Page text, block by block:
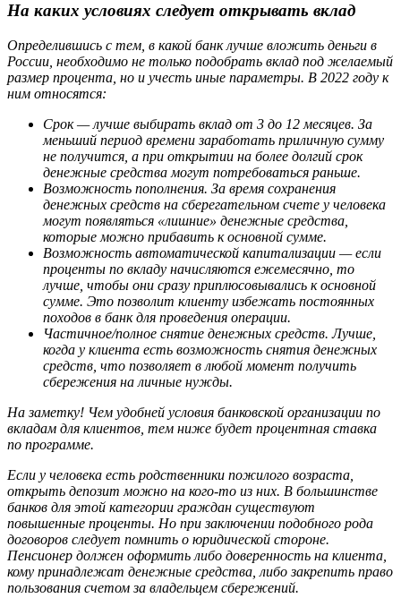
На каких условиях следует открывать вклад
Определившись с тем, в какой банк лучше вложить деньги в
России, необходимо не только подобрать вклад под желаемый
размер процента, но и учесть иные параметры. В 2022 году к
ним относятся:
Срок — лучше выбирать вклад от 3 до 12 месяцев. За
меньший период времени заработать приличную сумму
не получится, а при открытии на более долгий срок
денежные средства могут потребоваться раньше.
Возможность пополнения. За время сохранения
денежных средств на сберегательном счете у человека
могут появляться «лишние» денежные средства,
которые можно прибавить к основной сумме.
Возможность автоматической капитализации — если
проценты по вкладу начисляются ежемесячно, то
лучше, чтобы они сразу приплюсовывались к основной
сумме. Это позволит клиенту избежать постоянных
походов в банк для проведения операции.
Частичное/полное снятие денежных средств. Лучше,
когда у клиента есть возможность снятия денежных
средств, что позволяет в любой момент получить
сбережения на личные нужды.
На заметку! Чем удобней условия банковской организации по
вкладам для клиентов, тем ниже будет процентная ставка
по программе.
Если у человека есть родственники пожилого возраста,
открыть депозит можно на кого-то из них. В большинстве
банков для этой категории граждан существуют
повышенные проценты. Но при заключении подобного рода
договоров следует помнить о юридической стороне.
Пенсионер должен оформить либо доверенность на клиента,
кому принадлежат денежные средства, либо закрепить право
пользования счетом за владельцем сбережений.